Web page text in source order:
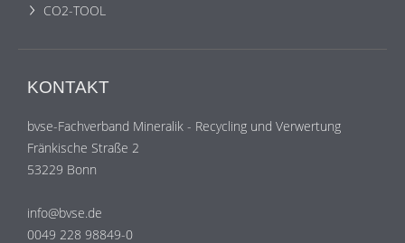
CO2-TOOL
KONTAKT
bvse-Fachverband Mineralik - Recycling und Verwertung
Fränkische Straße 2
53229 Bonn
info@bvse.de
0049 228 98849-0